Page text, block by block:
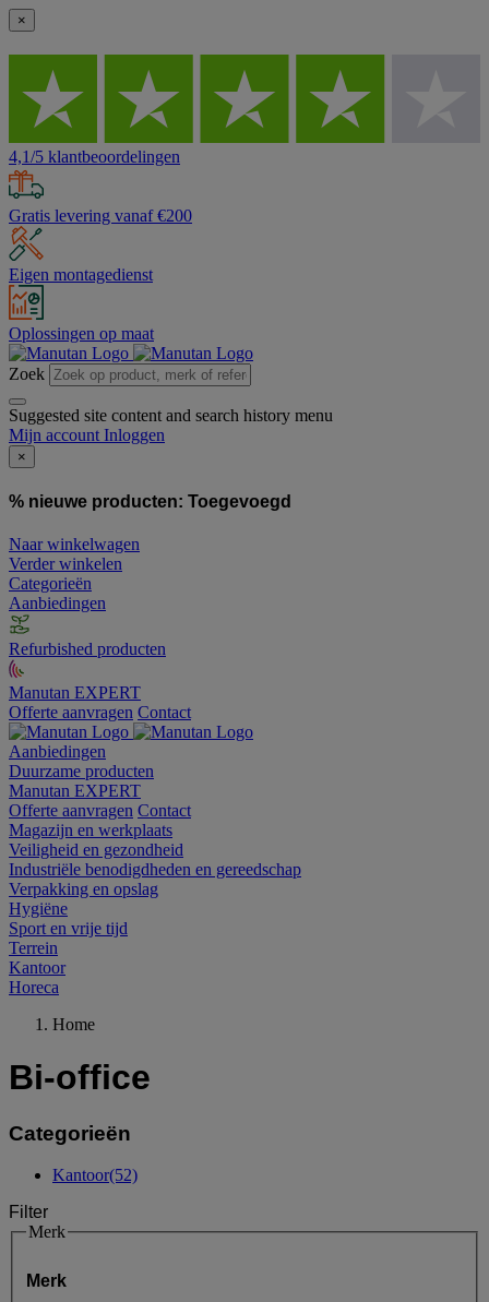
×
4,1/5 klantbeoordelingen
Gratis levering vanaf €200
Eigen montagedienst
Oplossingen op maat
Zoek
Suggested site content and search history menu
Mijn account Inloggen
×
% nieuwe producten: Toegevoegd
Naar winkelwagen
Verder winkelen
Categorieën
Aanbiedingen
Refurbished producten
Manutan EXPERT
Offerte aanvragen Contact
Aanbiedingen
Duurzame producten
Manutan EXPERT
Offerte aanvragen Contact
Magazijn en werkplaats
Veiligheid en gezondheid
Industriële benodigdheden en gereedschap
Verpakking en opslag
Hygiëne
Sport en vrije tijd
Terrein
Kantoor
Horeca
Home
Bi-office
Categorieën
Kantoor(52)
Filter
Merk
Merk